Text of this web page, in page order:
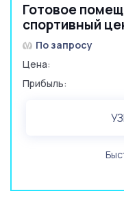
Готовое
спортивный
По запросу
Цена:
Прибыль: